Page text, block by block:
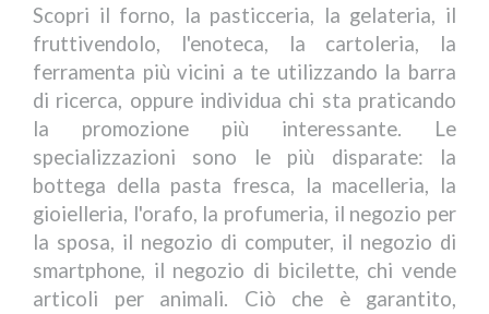
Scopri il forno, la pasticceria, la gelateria, il
fruttivendolo, l'enoteca, la cartoleria, la
ferramenta più vicini a te utilizzando la barra
di ricerca, oppure individua chi sta praticando
la promozione più interessante. Le
specializzazioni sono le più disparate: la
bottega della pasta fresca, la macelleria, la
gioielleria, l'orafo, la profumeria, il negozio per
la sposa, il negozio di computer, il negozio di
smartphone, il negozio di bicilette, chi vende
articoli per animali. Ciò che è garantito,